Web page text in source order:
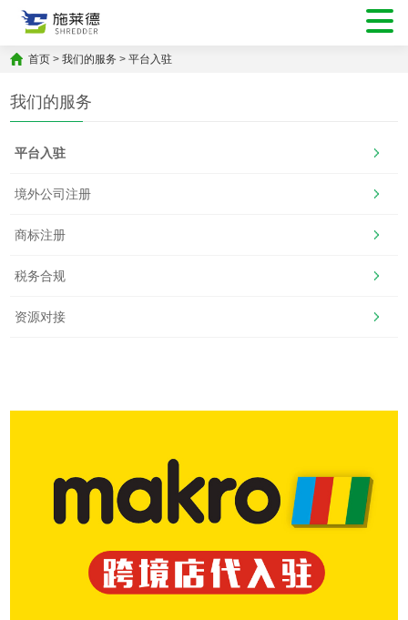
首页 >我们的服务 >平台入驻
我们的服务
平台入驻
境外公司注册
商标注册
税务合规
资源对接